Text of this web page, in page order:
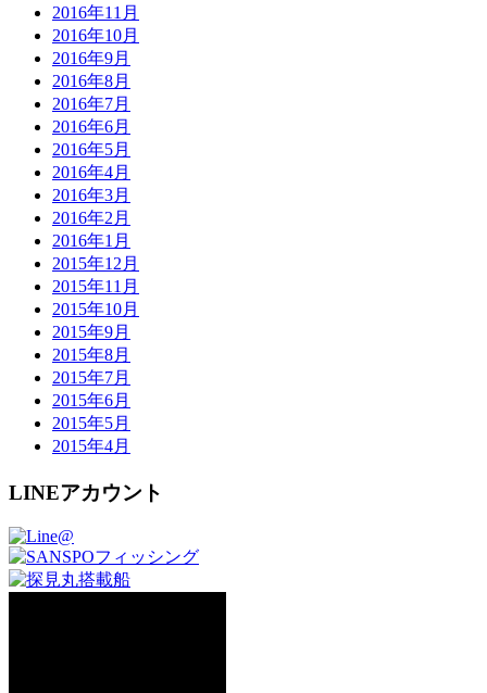
2016年11月
2016年10月
2016年9月
2016年8月
2016年7月
2016年6月
2016年5月
2016年4月
2016年3月
2016年2月
2016年1月
2015年12月
2015年11月
2015年10月
2015年9月
2015年8月
2015年7月
2015年6月
2015年5月
2015年4月
LINEアカウント